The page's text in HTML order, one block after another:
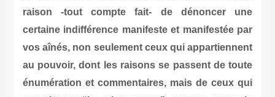
raison -tout compte fait- de dénoncer une
certaine indifférence manifeste et manifestée par
vos aînés, non seulement ceux qui appartiennent
au pouvoir, dont les raisons se passent de toute
énumération et commentaires, mais de ceux qui